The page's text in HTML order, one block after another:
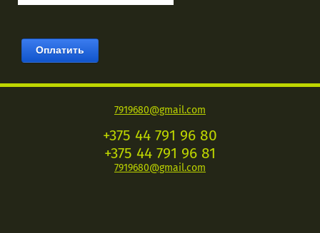
7919680@gmail.com
+375 44 791 96 80
+375 44 791 96 81
7919680@gmail.com